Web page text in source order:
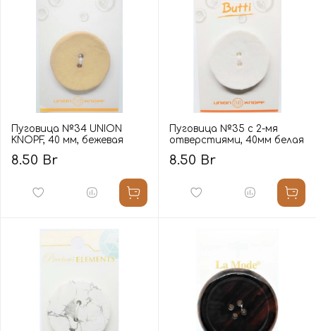
Пуговица №34 UNION
KNOPF, 40 мм, бежевая
8.50 Br
Пуговица №35 с 2-мя
отверстиями, 40мм белая
8.50 Br